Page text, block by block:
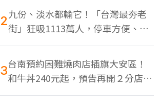
2九份、淡水都輸它！「台灣最夯老
街」狂吸1113萬人，停車方便、特
色美食多
3台南預約困難燒肉店插旗大安區！
和牛丼240元起，預告再開２分店、
地點曝光